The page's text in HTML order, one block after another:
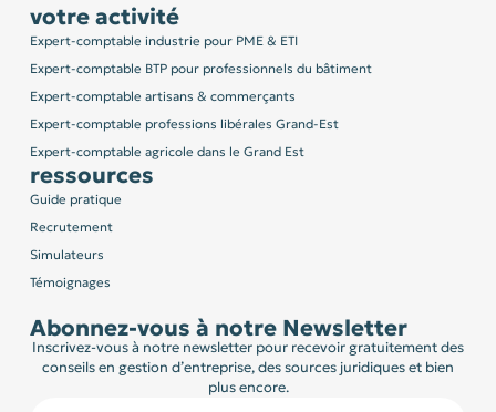
votre activité
Expert-comptable industrie pour PME & ETI
Expert-comptable BTP pour professionnels du bâtiment
Expert-comptable artisans & commerçants
Expert-comptable professions libérales Grand-Est
Expert-comptable agricole dans le Grand Est
ressources
Guide pratique
Recrutement
Simulateurs
Témoignages
Abonnez-vous à notre Newsletter
Inscrivez-vous à notre newsletter pour recevoir gratuitement des
conseils en gestion d’entreprise, des sources juridiques et bien
plus encore.